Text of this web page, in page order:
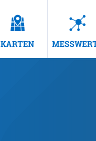
KARTEN